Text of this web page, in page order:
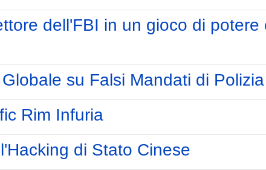
dell'FBI in un gioco di potere
su Falsi Mandati di Polizia
Rim Infuria
di Stato Cinese